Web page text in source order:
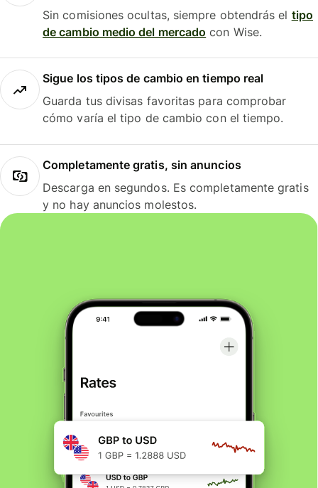
Sin comisiones ocultas, siempre obtendrás el tipo
de cambio medio del mercado con Wise.
Sigue los tipos de cambio en tiempo real
Guarda tus divisas favoritas para comprobar
cómo varía el tipo de cambio con el tiempo.
Completamente gratis, sin anuncios
Descarga en segundos. Es completamente gratis
y no hay anuncios molestos.